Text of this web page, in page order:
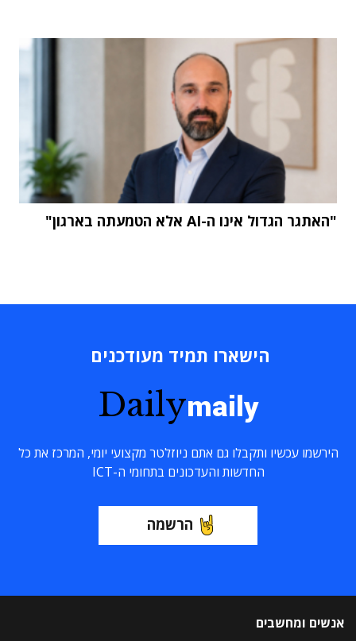
"האתגר הגדול אינו ה-AI אלא הטמעתה בארגון"
הישארו תמיד מעודכנים
Dailymaily
הירשמו עכשיו ותקבלו גם אתם ניוזלטר מקצועי יומי, המרכז את כל
החדשות והעדכונים בתחומי ה-ICT
הרשמה
אנשים ומחשבים